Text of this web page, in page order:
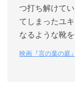
つ打ち解けて
てしまったユ
なるような靴
映画『言の葉の庭